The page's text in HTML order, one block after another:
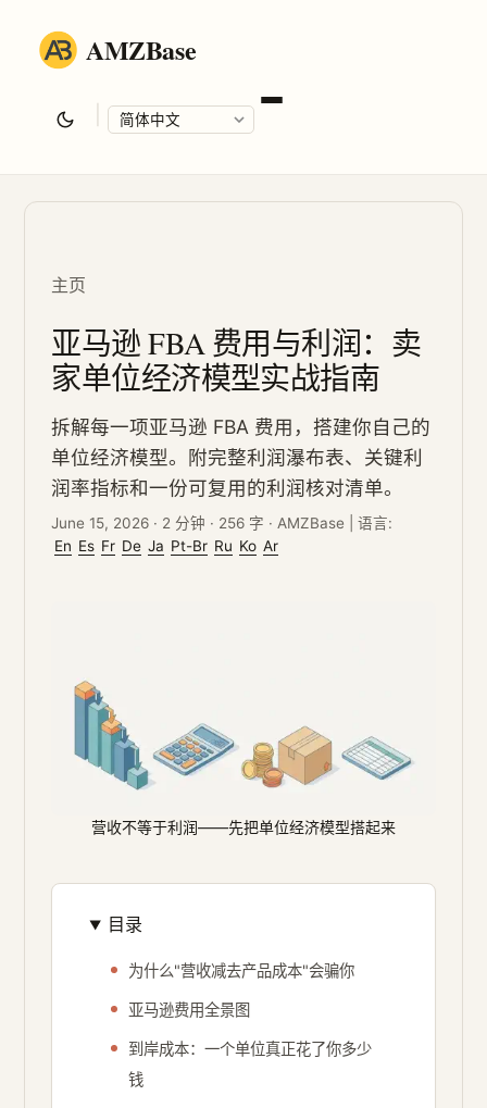
AMZBase
主页
亚马逊 FBA 费用与利润：卖
家单位经济模型实战指南
拆解每一项亚马逊 FBA 费用，搭建你自己的
单位经济模型。附完整利润瀑布表、关键利
润率指标和一份可复用的利润核对清单。
June 15, 2026 · 2 分钟 · 256 字 · AMZBase |语言:
En Es Fr De Ja Pt-Br Ru Ko Ar
营收不等于利润——先把单位经济模型搭起来
目录
为什么"营收减去产品成本"会骗你
亚马逊费用全景图
到岸成本：一个单位真正花了你多少
钱